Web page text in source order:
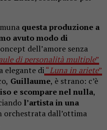
questa produzione a
avuto modo di
dell’amore senza
di personalità multiple”
elegante di“Luna in ariete”
Guillaume, è strano: c’è
e scompare nel nulla,
l’artista in una
orchestrata dall’ottima